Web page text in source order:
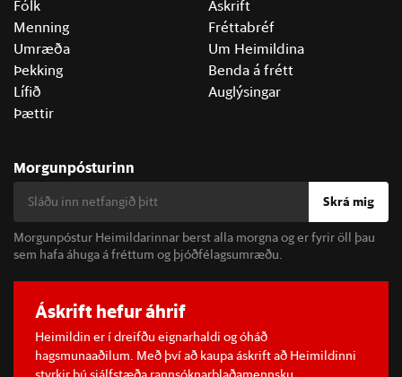
Fólk
Menning
Umræða
Þekking
Lífið
Þættir
Áskrift
Fréttabréf
Um Heimildina
Benda á frétt
Auglýsingar
Morgunpósturinn
Skrá mig
Morgunpóstur Heimildarinnar berst alla morgna og er fyrir öll þau
sem hafa áhuga á fréttum og þjóðfélagsumræðu.
Áskrift hefur áhrif
Heimildin er í dreifðu eignarhaldi og óháð
hagsmunaaðilum. Með því að kaupa áskrift að Heimildinni